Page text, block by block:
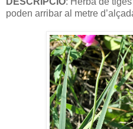
poden arribar al metre